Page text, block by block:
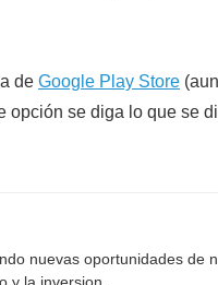
de Google Play Store
se diga lo que se
nuevas oportunidades de
y la inversion.